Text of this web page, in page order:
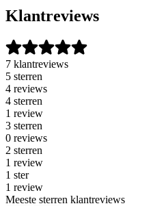
Klantreviews
7 klantreviews
5 sterren
4 reviews
4 sterren
1 review
3 sterren
0 reviews
2 sterren
1 review
1 ster
1 review
Meeste sterren klantreviews